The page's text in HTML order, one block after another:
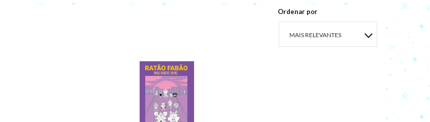
Ordenar por
MAIS RELEVANTES